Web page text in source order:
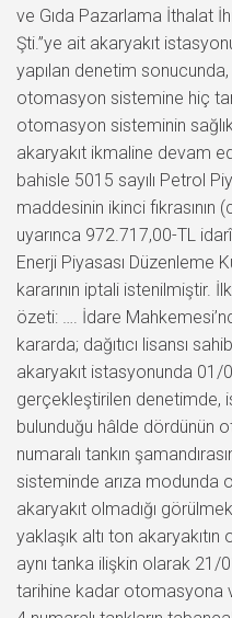
ve Gıda Pazarlama İthalat
Şti.”ye ait akaryakıt
yapılan denetim sonucunda,
otomasyon sistemine hiç
otomasyon sisteminin
akaryakıt ikmaline devam
bahisle 5015 sayılı Petrol
maddesinin ikinci fıkrasının
uyarınca 972.717,00-TL
Enerji Piyasası Düzenleme
kararının iptali istenilmiştir.
özeti: …. İdare
kararda; dağıtıcı lisansı
akaryakıt istasyonunda 01/
gerçekleştirilen denetimde,
bulunduğu hâlde dördünün
numaralı tankın
sisteminde arıza modunda
akaryakıt olmadığı
yaklaşık altı ton
aynı tanka ilişkin olarak
tarihine kadar otomasyona